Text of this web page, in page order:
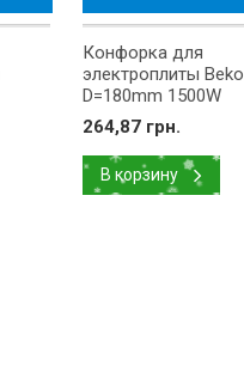
Конфорка для
электроплиты Beko
D=180mm 1500W
9188691012
264,87 грн.
В корзину